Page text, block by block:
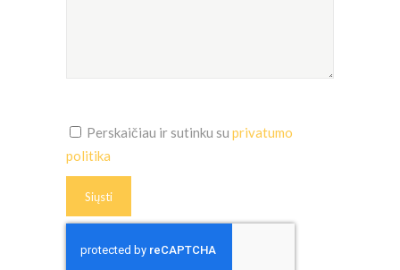
Perskaičiau ir sutinku su privatumo
politika